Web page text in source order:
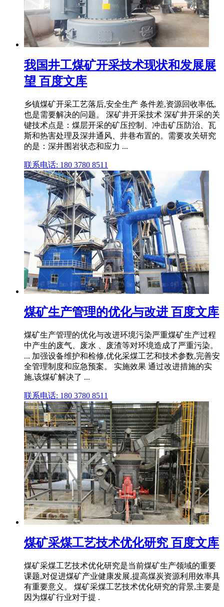
我国井工煤矿开采技术现状和发展展
望 百度文库
乡镇煤矿开采工艺落后,安全生产 条件差,资源回收率低,
也是需要解决的问题。 深矿井开采技术 深矿井开采的关
键技术点是：煤层开采的矿压控制、冲击矿压防治、瓦
斯和热害处理及深井通风、井巷布置的。需要攻关研究
的是：深井围岩状态和应力 ...
联系电话: 180 3780 8511
煤矿生产管理的优化与改进 百度文库
煤矿生产管理的优化与改进环境污染严重煤矿生产过程
中产生的废气、废水 、废渣等对环境造成了严重污染。
... 加强设备维护和检修,优化采煤工艺和技术参数,完善安
全管理制度和应急预案。 实施效果 通过改进措施的实
施,该煤矿解决了 ...
联系电话: 180 3780 8511
煤矿采煤工艺技术优化研究 百度文库
煤矿采煤工艺技术优化研究是当前煤矿生产领域的重要
课题,对促进煤矿产业健康发展,提高煤炭资源利用效率具
有重要意义。 煤矿采煤工艺技术优化研究的背景,主要是
因为煤矿行业对于提 .